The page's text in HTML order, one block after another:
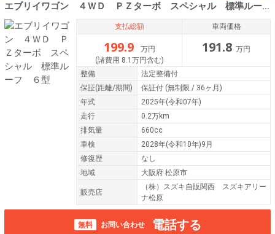
エブリイワゴン ４ＷＤ ＰＺターボ スペシャル 標準ルーフ ６型
支払総額
199.9
万円
(諸費用 8.1万円含む)
車両価格
191.8 万円
整備
法定整備付
保証(距離/期間) 保証付 (無制限 / 36ヶ月)
年式
2025年(令和07年)
走行
0.2万km
排気量
660cc
車検
2028年(令和10年)9月
修復歴
なし
地域
大阪府 松原市
販売店
（株）スズキ自販関西 スズキアリー
ナ松原
無料 お問い合わせ 電話する